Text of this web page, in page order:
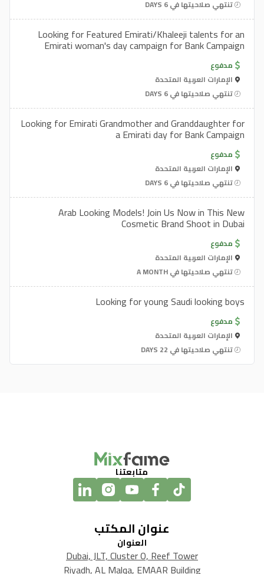
تنتهي صلاحيتها في 6 DAYS
Looking for Featured Emirati/Khaleeji talents for an
Emirati woman's day campaign for Bank Campaign
مدفوع
الإمارات العربية المتحدة
تنتهي صلاحيتها في 6 DAYS
Looking for Emirati Grandmother and Granddaughter for
a Emirati day for Bank Campaign
مدفوع
الإمارات العربية المتحدة
تنتهي صلاحيتها في 6 DAYS
Arab Looking Models! Join Us Now in This New
Cosmetic Brand Shoot in Dubai
مدفوع
الإمارات العربية المتحدة
تنتهي صلاحيتها في A MONTH
Looking for young Saudi looking boys
مدفوع
الإمارات العربية المتحدة
تنتهي صلاحيتها في 22 DAYS
متابعتنا
عنوان المكتب
العنوان
Dubai, JLT, Cluster O, Reef Tower
Riyadh, AL Malqa, EMAAR Building